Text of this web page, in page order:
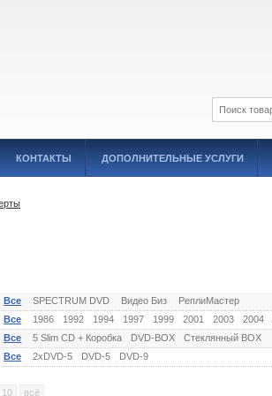
КОНТАКТЫ ДОПОЛНИТЕЛЬНЫЕ УСЛУГИ
Все SPECTRUM DVD Видео Биз
РеплиМастер
Все 1986 1992 1994 1997 1999 2001 2003 2004
Все 5 Slim CD + Коробка DVD-BOX
Стеклянный BOX
Все 2xDVD-5 DVD-5 DVD-9
10 всё